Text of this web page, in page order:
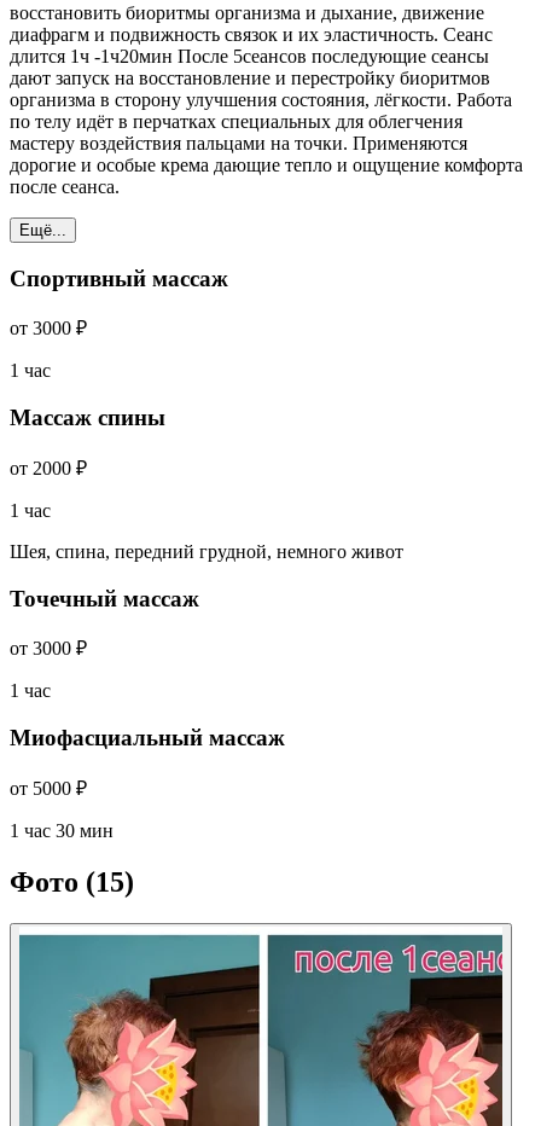
восстановить биоритмы организма и дыхание, движение
диафрагм и подвижность связок и их эластичность. Сеанс
длится 1ч -1ч20мин После 5сеансов последующие сеансы
дают запуск на восстановление и перестройку биоритмов
организма в сторону улучшения состояния, лёгкости. Работа
по телу идёт в перчатках специальных для облегчения
мастеру воздействия пальцами на точки. Применяются
дорогие и особые крема дающие тепло и ощущение комфорта
после сеанса.
Ещё...
Спортивный массаж
от 3000 ₽
1 час
Массаж спины
от 2000 ₽
1 час
Шея, спина, передний грудной, немного живот
Точечный массаж
от 3000 ₽
1 час
Миофасциальный массаж
от 5000 ₽
1 час 30 мин
Фото (15)